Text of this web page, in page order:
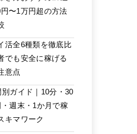
円〜1万円超の方法
活全6種類を徹底比
でも安全に稼げる
意点
ガイド｜10分・30
週末・1か月で稼
キマワーク